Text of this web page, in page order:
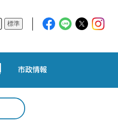
標準
市政情報